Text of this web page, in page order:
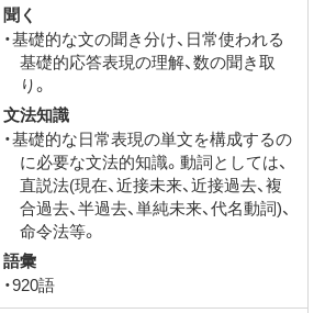
聞く
・基礎的な文の聞き分け、日常使われる
基礎的応答表現の理解、数の聞き取
り。
文法知識
・基礎的な日常表現の単文を構成するの
に必要な文法的知識。動詞としては、
直説法(現在、近接未来、近接過去、複
合過去、半過去、単純未来、代名動詞)、
命令法等。
語彙
・920語